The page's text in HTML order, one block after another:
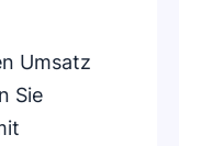
Umsatz
Sie